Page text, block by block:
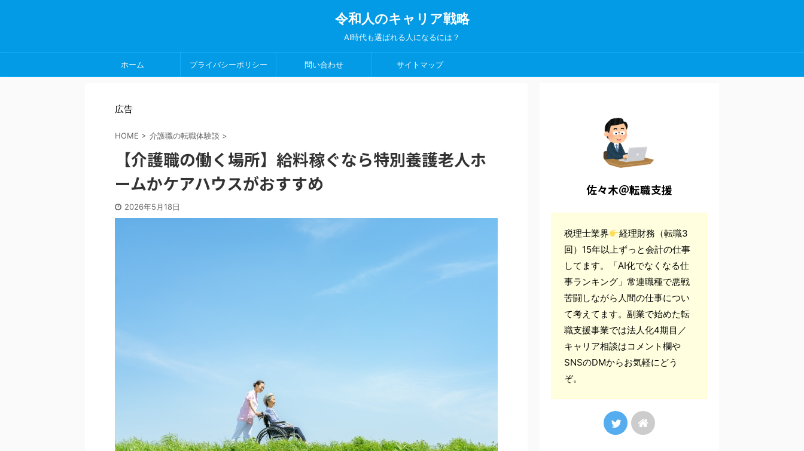
令和人のキャリア戦略
AI時代も選ばれる人になるには？
ホーム プライバシーポリシー 問い合わせ サイトマップ
広告
HOME > 介護職の転職体験談 >
【介護職の働く場所】給料稼ぐなら特別養護老人ホ
ームかケアハウスがおすすめ
2026年5月18日
佐々木＠転職支援
税理士業界
経理財務（転職3
回）15年以上ずっと会計の仕事
してます。「AI化でなくなる仕
事ランキング」常連職種で悪戦
苦闘しながら人間の仕事につい
て考えてます。副業で始めた転
職支援事業では法人化4期目／
キャリア相談はコメント欄や
SNSのDMからお気軽にどう
ぞ。